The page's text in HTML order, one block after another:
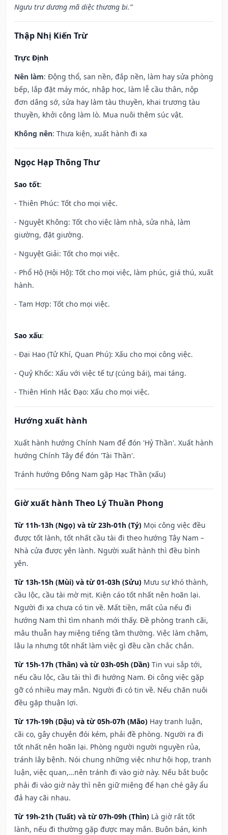
Ngưu trư dương mã diệc thương bi.”
Thập Nhị Kiến Trừ
Trực Định
Nên làm: Động thổ, san nền, đắp nền, làm hay sửa phòng
bếp, lắp đặt máy móc, nhập học, làm lễ cầu thân, nộp
đơn dâng sớ, sửa hay làm tàu thuyền, khai trương tàu
thuyền, khởi công làm lò. Mua nuôi thêm súc vật.
Không nên: Thưa kiện, xuất hành đi xa
Ngọc Hạp Thông Thư
Sao tốt:
- Thiên Phúc: Tốt cho mọi việc.
- Nguyệt Không: Tốt cho việc làm nhà, sửa nhà, làm
giường, đặt giường.
- Nguyệt Giải: Tốt cho mọi việc.
- Phổ Hộ (Hội Hộ): Tốt cho mọi việc, làm phúc, giá thú, xuất
hành.
- Tam Hợp: Tốt cho mọi việc.
Sao xấu:
- Đại Hao (Tử Khí, Quan Phú): Xấu cho mọi công việc.
- Quỷ Khốc: Xấu với việc tế tự (cúng bái), mai táng.
- Thiên Hình Hắc Đạo: Xấu cho mọi việc.
Hướng xuất hành
Xuất hành hướng Chính Nam để đón 'Hỷ Thần'. Xuất hành
hướng Chính Tây để đón 'Tài Thần'.
Tránh hướng Đông Nam gặp Hạc Thần (xấu)
Giờ xuất hành Theo Lý Thuần Phong
Từ 11h-13h (Ngọ) và từ 23h-01h (Tý) Mọi công việc đều
được tốt lành, tốt nhất cầu tài đi theo hướng Tây Nam –
Nhà cửa được yên lành. Người xuất hành thì đều bình
yên.
Từ 13h-15h (Mùi) và từ 01-03h (Sửu) Mưu sự khó thành,
cầu lộc, cầu tài mờ mịt. Kiện cáo tốt nhất nên hoãn lại.
Người đi xa chưa có tin về. Mất tiền, mất của nếu đi
hướng Nam thì tìm nhanh mới thấy. Đề phòng tranh cãi,
mâu thuẫn hay miệng tiếng tầm thường. Việc làm chậm,
lâu la nhưng tốt nhất làm việc gì đều cần chắc chắn.
Từ 15h-17h (Thân) và từ 03h-05h (Dần) Tin vui sắp tới,
nếu cầu lộc, cầu tài thì đi hướng Nam. Đi công việc gặp
gỡ có nhiều may mắn. Người đi có tin về. Nếu chăn nuôi
đều gặp thuận lợi.
Từ 17h-19h (Dậu) và từ 05h-07h (Mão) Hay tranh luận,
cãi cọ, gây chuyện đói kém, phải đề phòng. Người ra đi
tốt nhất nên hoãn lại. Phòng người người nguyền rủa,
tránh lây bệnh. Nói chung những việc như hội họp, tranh
luận, việc quan,…nên tránh đi vào giờ này. Nếu bắt buộc
phải đi vào giờ này thì nên giữ miệng để hạn ché gây ẩu
đả hay cãi nhau.
Từ 19h-21h (Tuất) và từ 07h-09h (Thìn) Là giờ rất tốt
lành, nếu đi thường gặp được may mắn. Buôn bán, kinh